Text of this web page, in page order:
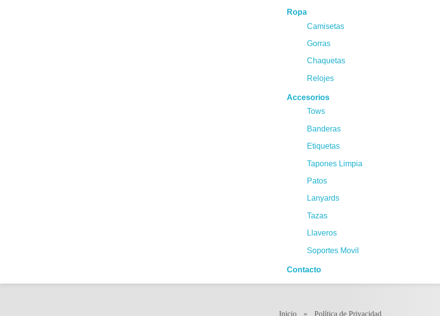
Ropa
Camisetas
Gorras
Chaquetas
Relojes
Accesorios
Tows
Banderas
Etiquetas
Tapones Limpia
Patos
Lanyards
Tazas
Llaveros
Soportes Movil
Contacto
Inicio » Política de Privacidad